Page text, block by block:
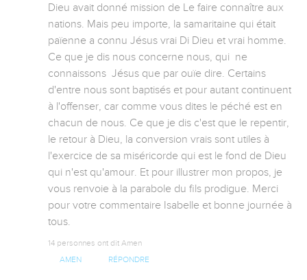
Dieu avait donné mission de Le faire connaître aux
nations. Mais peu importe, la samaritaine qui était
païenne a connu Jésus vrai Di Dieu et vrai homme.
Ce que je dis nous concerne nous, qui  ne
connaissons  Jésus que par ouïe dire. Certains
d'entre nous sont baptisés et pour autant continuent
à l'offenser, car comme vous dites le péché est en
chacun de nous. Ce que je dis c'est que le repentir,
le retour à Dieu, la conversion vrais sont utiles à
l'exercice de sa miséricorde qui est le fond de Dieu
qui n'est qu'amour. Et pour illustrer mon propos, je
vous renvoie à la parabole du fils prodigue. Merci
pour votre commentaire Isabelle et bonne journée à
tous.
14 personnes ont dit Amen
AMEN RÉPONDRE